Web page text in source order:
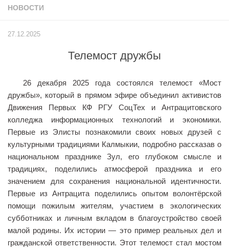
Учёный совет
Контакты РГУ СоцТех
Абитуриенту
Рейтинговые списки
Рекомендованные к зачислению
Приказы о зачислении
Личный кабинет
Расписание учебных занятий студентов на 2-ое
полугодие
Коллективные творческие дела
Библиотека
НОВОСТИ
27.12.2025
Телемост дружбы
26 декабря 2025 года состоялся телемост «Мост
дружбы», который в прямом эфире объединил активистов
Движения Первых КФ РГУ СоцТех и Антрацитовского
колледжа информационных технологий и экономики.
Первые из Элисты познакомили своих новых друзей с
культурными традициями Калмыкии, подробно рассказав о
национальном празднике Зул, его глубоком смысле и
традициях, поделились атмосферой праздника и его
значением для сохранения национальной идентичности.
Первые из Антрацита поделились опытом волонтёрской
помощи пожилым жителям, участием в экологических
субботниках и личным вкладом в благоустройство своей
малой родины. Их истории — это пример реальных дел и
гражданской ответственности. Этот телемост стал мостом